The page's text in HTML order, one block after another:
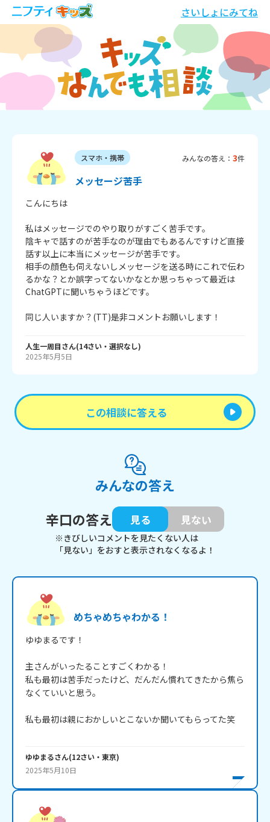
さいしょにみてね
スマホ・携帯 みんなの答え： 3件
メッセージ苦手
こんにちは
私はメッセージでのやり取りがすごく苦手です。
陰キャで話すのが苦手なのが理由でもあるんですけど直接
話す以上に本当にメッセージが苦手です。
相手の顔色も伺えないしメッセージを送る時にこれで伝わ
るかな？とか誤字ってないかなとか思っちゃって最近は
ChatGPTに聞いちゃうほどです。
同じ人いますか？(TT)是非コメントお願いします！
人生一周目さん(14さい・ 選択なし)
2025年5月5日
この相談に答える
みんなの答え
辛口の答え
見る 見ない
※きびしいコメントを見たくない人は
「見ない」をおすと表示されなくなるよ！
めちゃめちゃわかる！
ゆゆまるです！
主さんがいったることすごくわかる！
私も最初は苦手だったけど、だんだん慣れてきたから焦ら
なくていいと思う。
私も最初は親におかしいとこないか聞いてもらってた笑
ゆゆまるさん(12さい・ 東京)
2025年5月10日